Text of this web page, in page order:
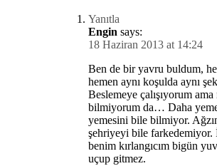
Yanıtla
Engin says:
18 Haziran 2013 at 14:24
Ben de bir yavru buldum,
hemen aynı koşulda aynı
Beslemeye çalışıyorum ama
bilmiyorum da… Daha
yemesini bile bilmiyor.
şehriyeyi bile farkedemiyor.
benim kırlangıcım bigün
uçup gitmez.